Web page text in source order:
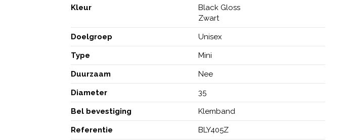
Kleur
Black Gloss
Zwart
Doelgroep Unisex
Type Mini
Duurzaam Nee
Diameter 35
Bel bevestiging Klemband
Referentie BLY405Z